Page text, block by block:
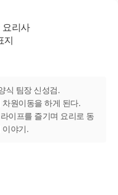
식 팀장 신성검.
원이동을 하게 된다.
이프를 즐기며 요리로 동
이야기.